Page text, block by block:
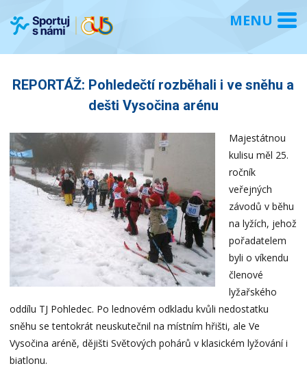
REPORTÁŽ: Pohledečtí rozběhali i ve sněhu a
dešti Vysočina arénu
Majestátnou
kulisu měl 25.
ročník
veřejných
závodů v běhu
na lyžích, jehož
pořadatelem
byli o víkendu
členové
lyžařského
oddílu TJ Pohledec. Po lednovém odkladu kvůli nedostatku
sněhu se tentokrát neuskutečnil na místním hřišti, ale Ve
Vysočina aréně, dějišti Světových pohárů v klasickém lyžování i
biatlonu.